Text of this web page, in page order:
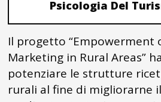
Psicologia Del
Il progetto “Empowerment
Marketing in Rural Areas”
potenziare le strutture
rurali al fine di migliorarne